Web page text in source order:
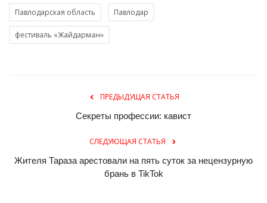
Павлодарская область Павлодар
фестиваль «Жайдарман»
ПРЕДЫДУЩАЯ СТАТЬЯ
Секреты профессии: кавист
СЛЕДУЮЩАЯ СТАТЬЯ
Жителя Тараза арестовали на пять суток за нецензурную
брань в TikTok